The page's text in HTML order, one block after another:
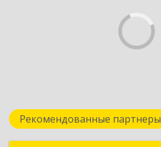
Рекомендованные партнеры